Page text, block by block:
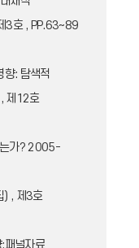
3호 , PP.63~89
향: 탐색적
제12호
는가? 2005-
) , 제3호
패널자료